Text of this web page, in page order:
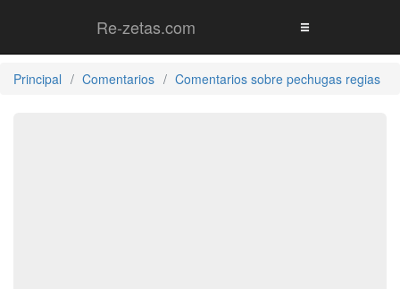
Re-zetas.com
Principal Comentarios Comentarios sobre pechugas regias